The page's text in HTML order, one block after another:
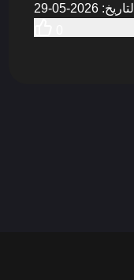
الوشم الخاص بك.
التاريخ:
2026-05-29